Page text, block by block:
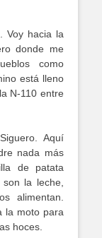
Voy hacia la
donde me
como
está lleno
N-110 entre
Aquí
nada más
de patata
la leche,
alimentan.
la moto para
hoces.